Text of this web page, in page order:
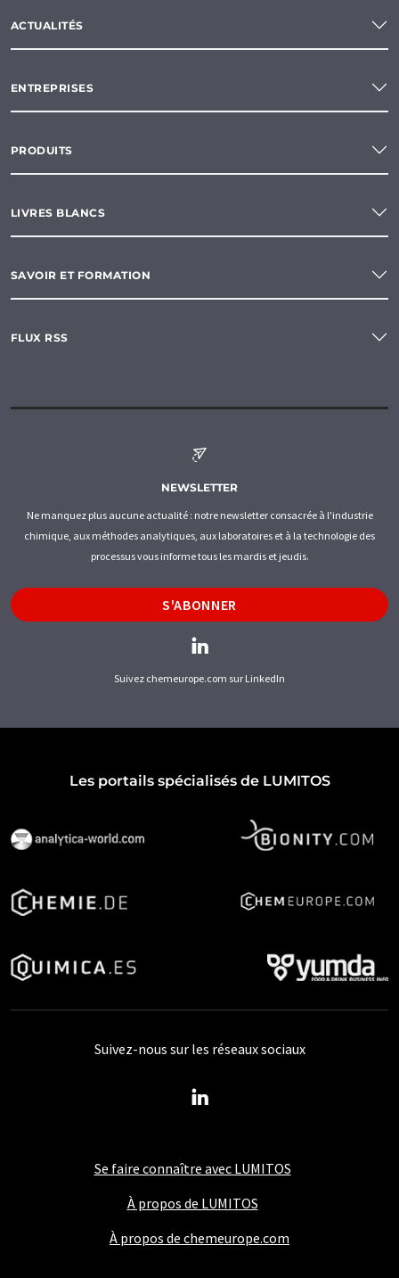
ACTUALITÉS
ENTREPRISES
PRODUITS
LIVRES BLANCS
SAVOIR ET FORMATION
FLUX RSS
NEWSLETTER
Ne manquez plus aucune actualité : notre newsletter consacrée à l'industrie
chimique, aux méthodes analytiques, aux laboratoires et à la technologie des
processus vous informe tous les mardis et jeudis.
S'ABONNER
Suivez chemeurope.com sur LinkedIn
Les portails spécialisés de LUMITOS
Se faire connaître avec LUMITOS
À propos de LUMITOS
À propos de chemeurope.com
Suivez-nous sur les réseaux sociaux